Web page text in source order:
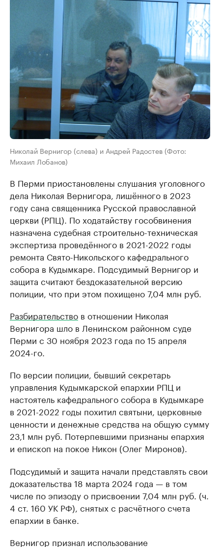
Николай Вернигор (слева) и Андрей Радостев (Фото:
Михаил Лобанов)
В Перми приостановлены слушания уголовного
дела Николая Вернигора, лишённого в 2023
году сана священника Русской православной
церкви (РПЦ). По ходатайству гособвинения
назначена судебная строительно-техническая
экспертиза проведённого в 2021-2022 годы
ремонта Свято-Никольского кафедрального
собора в Кудымкаре. Подсудимый Вернигор и
защита считают бездоказательной версию
полиции, что при этом похищено 7,04 млн руб.
Разбирательство в отношении Николая
Вернигора шло в Ленинском районном суде
Перми с 30 ноября 2023 года по 15 апреля
2024-го.
По версии полиции, бывший секретарь
управления Кудымкарской епархии РПЦ и
настоятель кафедрального собора в Кудымкаре
в 2021-2022 годы похитил святыни, церковные
ценности и денежные средства на общую сумму
23,1 млн руб. Потерпевшими признаны епархия
и епископ на покое Никон (Олег Миронов).
Подсудимый и защита начали представлять свои
доказательства 18 марта 2024 года — в том
числе по эпизоду о присвоении 7,04 млн руб. (ч.
4 ст. 160 УК РФ), снятых с расчётного счета
епархии в банке.
Вернигор признал использование